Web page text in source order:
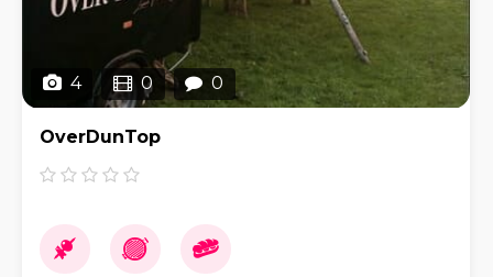
4 0 0
OverDunTop